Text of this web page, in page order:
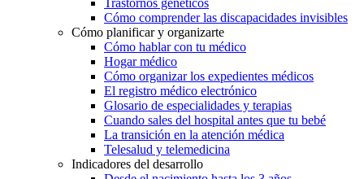
Cómo comprender las discapacidades invisibles
Cómo planificar y organizarte
Cómo hablar con tu médico
Hogar médico
Cómo organizar los expedientes médicos
El registro médico electrónico
Glosario de especialidades y terapias
Cuando sales del hospital antes que tu bebé
La transición en la atención médica
Telesalud y telemedicina
Indicadores del desarrollo